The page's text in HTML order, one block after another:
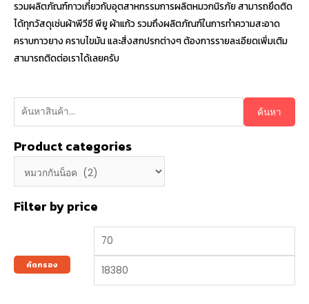
รวมผลิตภัณฑ์กาวเกี่ยวกับอุตสาหกรรมการผลิตหมวกนิรภัย สามารถยึดติด
ได้ทุกวัสดุเช่นผ้าพีวีซี พียู ผ้าแก้ว รวมถึงผลิตภัณฑ์ในการทำความสะอาด
คราบกาวยาง คราบไขมัน และสิ่งสกปรกต่างๆ ต้องการรายละเอียดเพิ่มเติม
สามารถติดต่อเราได้เลยครับ
ค้นหา
Product categories
Filter by price
คัดกรอง